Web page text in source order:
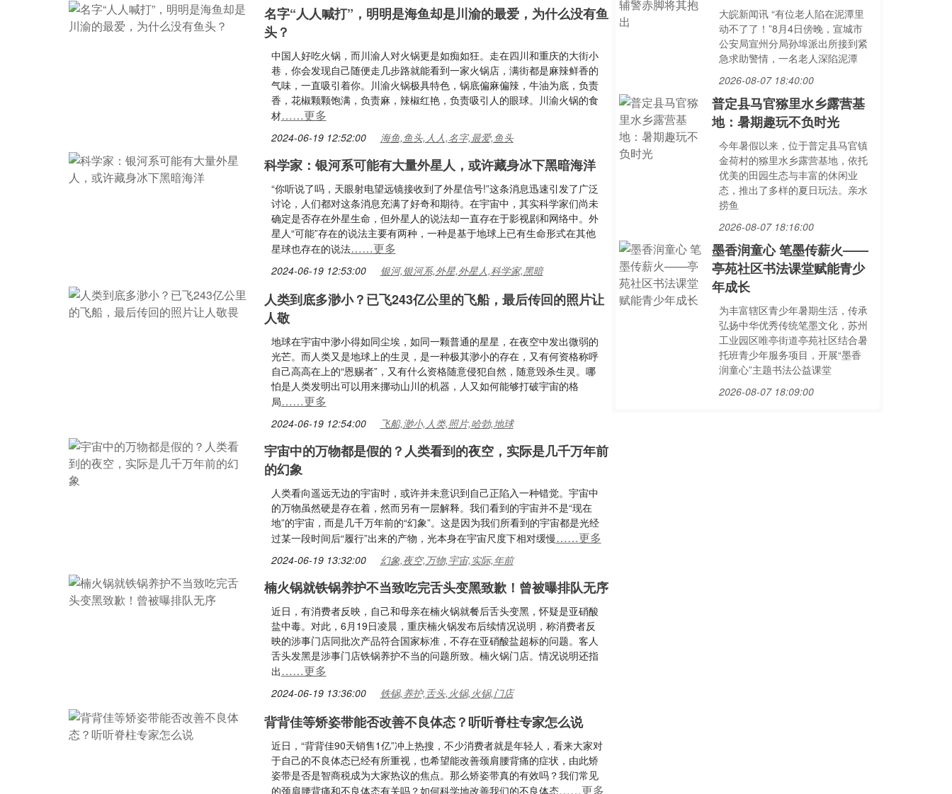
名字“人人喊打”，明明是海鱼却是川渝的最爱，为什么没有鱼
头？
中国人好吃火锅，而川渝人对火锅更是如痴如狂。走在四川和重庆的大街小
巷，你会发现自己随便走几步路就能看到一家火锅店，满街都是麻辣鲜香的
气味，一直吸引着你。川渝火锅极具特色，锅底偏麻偏辣，牛油为底，负责
香，花椒颗颗饱满，负责麻，辣椒红艳，负责吸引人的眼球。川渝火锅的食
材……更多
2024-06-19 12:52:00 海鱼,鱼头,人人,名字,最爱,鱼头
科学家：银河系可能有大量外星人，或许藏身冰下黑暗海洋
“你听说了吗，天眼射电望远镜接收到了外星信号!”这条消息迅速引发了广泛
讨论，人们都对这条消息充满了好奇和期待。在宇宙中，其实科学家们尚未
确定是否存在外星生命，但外星人的说法却一直存在于影视剧和网络中。外
星人“可能”存在的说法主要有两种，一种是基于地球上已有生命形式在其他
星球也存在的说法……更多
2024-06-19 12:53:00 银河,银河系,外星,外星人,科学家,黑暗
人类到底多渺小？已飞243亿公里的飞船，最后传回的照片让
人敬
地球在宇宙中渺小得如同尘埃，如同一颗普通的星星，在夜空中发出微弱的
光芒。而人类又是地球上的生灵，是一种极其渺小的存在，又有何资格称呼
自己高高在上的“恩赐者”，又有什么资格随意侵犯自然，随意毁杀生灵。哪
怕是人类发明出可以用来挪动山川的机器，人又如何能够打破宇宙的格
局……更多
2024-06-19 12:54:00 飞船,渺小,人类,照片,哈勃,地球
宇宙中的万物都是假的？人类看到的夜空，实际是几千万年前
的幻象
人类看向遥远无边的宇宙时，或许并未意识到自己正陷入一种错觉。宇宙中
的万物虽然硬是存在着，然而另有一层解释。我们看到的宇宙并不是“现在
地”的宇宙，而是几千万年前的“幻象”。这是因为我们所看到的宇宙都是光经
过某一段时间后“履行”出来的产物，光本身在宇宙尺度下相对缓慢……更多
2024-06-19 13:32:00 幻象,夜空,万物,宇宙,实际,年前
楠火锅就铁锅养护不当致吃完舌头变黑致歉！曾被曝排队无序
近日，有消费者反映，自己和母亲在楠火锅就餐后舌头变黑，怀疑是亚硝酸
盐中毒。对此，6月19日凌晨，重庆楠火锅发布后续情况说明，称消费者反
映的涉事门店同批次产品符合国家标准，不存在亚硝酸盐超标的问题。客人
舌头发黑是涉事门店铁锅养护不当的问题所致。楠火锅门店。情况说明还指
出……更多
2024-06-19 13:36:00 铁锅,养护,舌头,火锅,火锅,门店
背背佳等矫姿带能否改善不良体态？听听脊柱专家怎么说
近日，“背背佳90天销售1亿”冲上热搜，不少消费者就是年轻人，看来大家对
于自己的不良体态已经有所重视，也希望能改善颈肩腰背痛的症状，由此矫
姿带是否是智商税成为大家热议的焦点。那么矫姿带真的有效吗？我们常见
的颈肩腰背痛和不良体态有关吗？如何科学地改善我们的不良体态……更多
大皖新闻讯 “有位老人陷在泥潭里
动不了了！”8月4日傍晚，宣城市
公安局宣州分局孙埠派出所接到紧
急求助警情，一名老人深陷泥潭
2026-08-07 18:40:00
普定县马官猕里水乡露营基
地：暑期趣玩不负时光
今年暑假以来，位于普定县马官镇
金荷村的猕里水乡露营基地，依托
优美的田园生态与丰富的休闲业
态，推出了多样的夏日玩法。亲水
捞鱼
2026-08-07 18:16:00
墨香润童心 笔墨传薪火——
亭苑社区书法课堂赋能青少
年成长
为丰富辖区青少年暑期生活，传承
弘扬中华优秀传统笔墨文化，苏州
工业园区唯亭街道亭苑社区结合暑
托班青少年服务项目，开展“墨香
润童心”主题书法公益课堂
2026-08-07 18:09:00